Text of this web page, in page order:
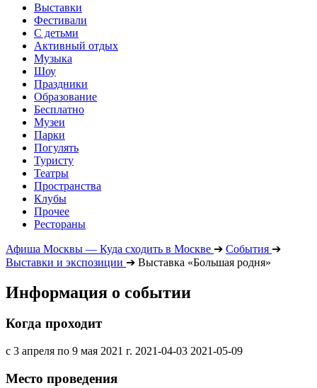
Выставки
Фестивали
С детьми
Активный отдых
Музыка
Шоу
Праздники
Образование
Бесплатно
Музеи
Парки
Погулять
Туристу
Театры
Пространства
Клубы
Прочее
Рестораны
Афиша Москвы — Куда сходить в Москве ➔ События ➔
Выставки и экспозиции ➔ Выставка «Большая родня»
Информация о событии
Когда проходит
с 3 апреля по 9 мая 2021 г. 2021-04-03 2021-05-09
Место проведения